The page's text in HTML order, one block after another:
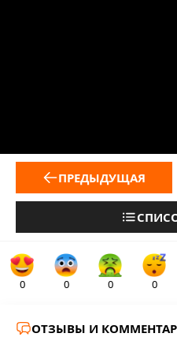
ПРЕДЫДУЩАЯ
0 0 0 0
ОТЗЫВЫ И